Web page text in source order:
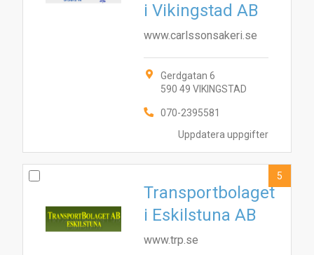
Uppdatera uppgifter
i Vikingstad AB
www.carlssonsakeri.se
Gerdgatan 6
590 49 VIKINGSTAD
070-2395581
Transportbolaget
i Eskilstuna AB
www.trp.se
5